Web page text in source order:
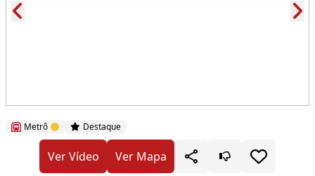
Metrô Destaque
Ver Vídeo
Ver Mapa